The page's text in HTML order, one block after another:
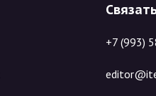
+7 (993)